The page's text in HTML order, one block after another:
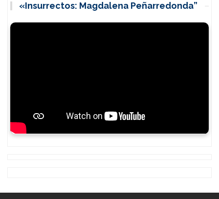
«Insurrectos: Magdalena Peñarredonda”